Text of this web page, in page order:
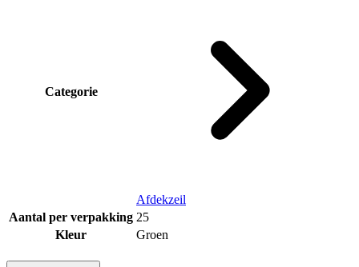
Categorie
Afdekzeil
Aantal per verpakking 25
Kleur
Groen